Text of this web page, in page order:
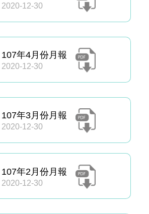
2020-12-30
107年4月份月報
2020-12-30
107年3月份月報
2020-12-30
107年2月份月報
2020-12-30